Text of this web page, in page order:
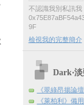
不認識我別私訊我
9F
檢視我的完整簡介
Dark‧
《翠綠昂揚論
《萊柏利》備